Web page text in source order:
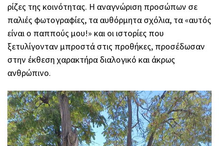
ρίζες της κοινότητας. Η αναγνώριση προσώπων σε
παλιές φωτογραφίες, τα αυθόρμητα σχόλια, τα «αυτός
είναι ο παππούς μου!» και οι ιστορίες που
ξετυλίγονταν μπροστά στις προθήκες, προσέδωσαν
στην έκθεση χαρακτήρα διαλογικό και άκρως
ανθρώπινο.